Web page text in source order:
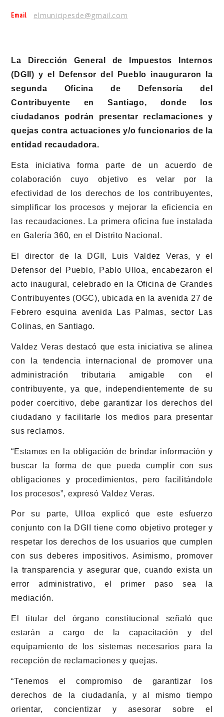
Email elmunicipesde@gmail.com
La Dirección General de Impuestos Internos
(DGII) y el Defensor del Pueblo inauguraron la
segunda Oficina de Defensoría del
Contribuyente en Santiago, donde los
ciudadanos podrán presentar reclamaciones y
quejas contra actuaciones y/o funcionarios de la
entidad recaudadora.
Esta iniciativa forma parte de un acuerdo de
colaboración cuyo objetivo es velar por la
efectividad de los derechos de los contribuyentes,
simplificar los procesos y mejorar la eficiencia en
las recaudaciones. La primera oficina fue instalada
en Galería 360, en el Distrito Nacional.
El director de la DGII, Luis Valdez Veras, y el
Defensor del Pueblo, Pablo Ulloa, encabezaron el
acto inaugural, celebrado en la Oficina de Grandes
Contribuyentes (OGC), ubicada en la avenida 27 de
Febrero esquina avenida Las Palmas, sector Las
Colinas, en Santiago.
Valdez Veras destacó que esta iniciativa se alinea
con la tendencia internacional de promover una
administración tributaria amigable con el
contribuyente, ya que, independientemente de su
poder coercitivo, debe garantizar los derechos del
ciudadano y facilitarle los medios para presentar
sus reclamos.
“Estamos en la obligación de brindar información y
buscar la forma de que pueda cumplir con sus
obligaciones y procedimientos, pero facilitándole
los procesos”, expresó Valdez Veras.
Por su parte, Ulloa explicó que este esfuerzo
conjunto con la DGII tiene como objetivo proteger y
respetar los derechos de los usuarios que cumplen
con sus deberes impositivos. Asimismo, promover
la transparencia y asegurar que, cuando exista un
error administrativo, el primer paso sea la
mediación.
El titular del órgano constitucional señaló que
estarán a cargo de la capacitación y del
equipamiento de los sistemas necesarios para la
recepción de reclamaciones y quejas.
“Tenemos el compromiso de garantizar los
derechos de la ciudadanía, y al mismo tiempo
orientar, concientizar y asesorar sobre el